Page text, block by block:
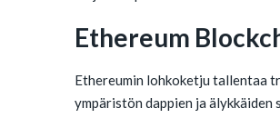
Ethereum
Ethereumin lohkoketju tallentaa
ympäristön dappien ja